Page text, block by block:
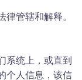
律管辖和解释。
系统上，或直到
个人信息，该信